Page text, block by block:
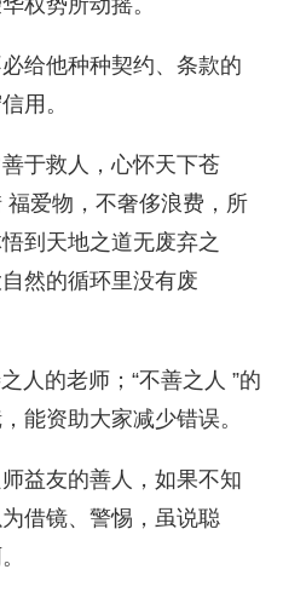
权势所动摇。
给他种种契约、条款的
用。
于救人，心怀天下苍
爱物，不奢侈浪费，所
到天地之道无废弃之
然的循环里没有废
人的老师；“不善之人 ”的
能资助大家减少错误。
益友的善人，如果不知
借镜、警惕，虽说聪